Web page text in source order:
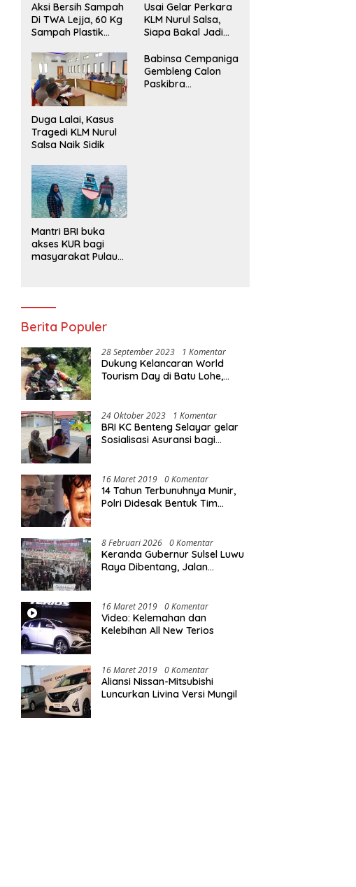
Aksi Bersih Sampah
Di TWA Lejja, 60 Kg
Sampah Plastik
‎Usai Gelar Perkara
KLM Nurul Salsa,
Siapa Bakal Jadi
Duga Lalai, Kasus
Tragedi KLM Nurul
Salsa Naik Sidik
Babinsa Cempaniga
Gembleng Calon
Paskibra
Mantri BRI buka
akses KUR bagi
masyarakat Pulau
Berita Populer
28 September 2023 1 Komentar
Dukung Kelancaran World
Tourism Day di Batu Lohe,
Motor Dinas
24 Oktober 2023 1 Komentar
BRI KC Benteng Selayar gelar
Sosialisasi Asuransi bagi
16 Maret 2019 0 Komentar
14 Tahun Terbunuhnya Munir,
Polri Didesak Bentuk Tim
8 Februari 2026 0 Komentar
Keranda Gubernur Sulsel Luwu
Raya Dibentang, Jalan
16 Maret 2019 0 Komentar
Video: Kelemahan dan
Kelebihan All New Terios
16 Maret 2019 0 Komentar
Aliansi Nissan-Mitsubishi
Luncurkan Livina Versi Mungil